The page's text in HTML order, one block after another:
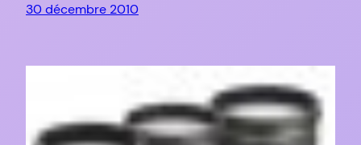
30 décembre 2010